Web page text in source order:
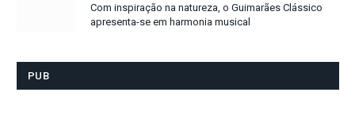
Com inspiração na natureza, o Guimarães Clássico
apresenta-se em harmonia musical
PUB